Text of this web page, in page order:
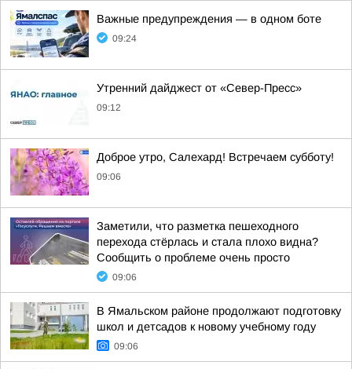
Важные предупреждения — в одном боте
09:24
Утренний дайджест от «Север-Пресс»
09:12
Доброе утро, Салехард! Встречаем субботу!
09:06
Заметили, что разметка пешеходного
перехода стёрлась и стала плохо видна?
Сообщить о проблеме очень просто
09:06
В Ямальском районе продолжают подготовку
школ и детсадов к новому учебному году
09:06